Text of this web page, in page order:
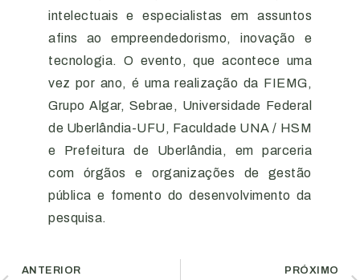
intelectuais e especialistas em assuntos
afins ao empreendedorismo, inovação e
tecnologia. O evento, que acontece uma
vez por ano, é uma realização da FIEMG,
Grupo Algar, Sebrae, Universidade Federal
de Uberlândia-UFU, Faculdade UNA / HSM
e Prefeitura de Uberlândia, em parceria
com órgãos e organizações de gestão
pública e fomento do desenvolvimento da
pesquisa.
ANTERIOR PRÓXIMO